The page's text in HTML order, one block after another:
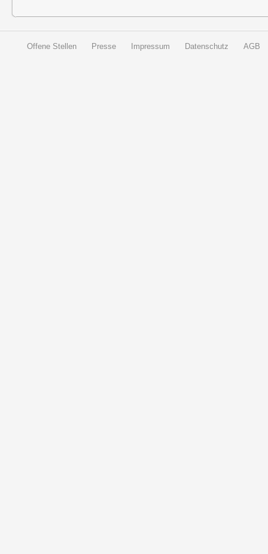
Offene Stellen Presse Impressum Datenschutz AGB